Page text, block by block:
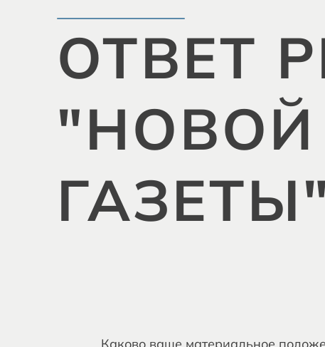
ОТВЕТ
"НОВОЙ
ГАЗЕТЫ"